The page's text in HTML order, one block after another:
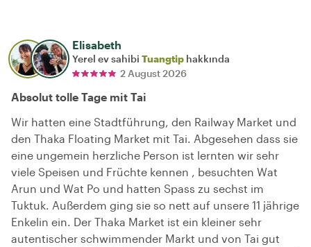
Elisabeth
Yerel ev sahibi Tuangtip hakkında
2 August 2026
Absolut tolle Tage mit Tai
Wir hatten eine Stadtführung, den Railway Market und
den Thaka Floating Market mit Tai. Abgesehen dass sie
eine ungemein herzliche Person ist lernten wir sehr
viele Speisen und Früchte kennen , besuchten Wat
Arun und Wat Po und hatten Spass zu sechst im
Tuktuk. Außerdem ging sie so nett auf unsere 11 jährige
Enkelin ein. Der Thaka Market ist ein kleiner sehr
autentischer schwimmender Markt und von Tai gut